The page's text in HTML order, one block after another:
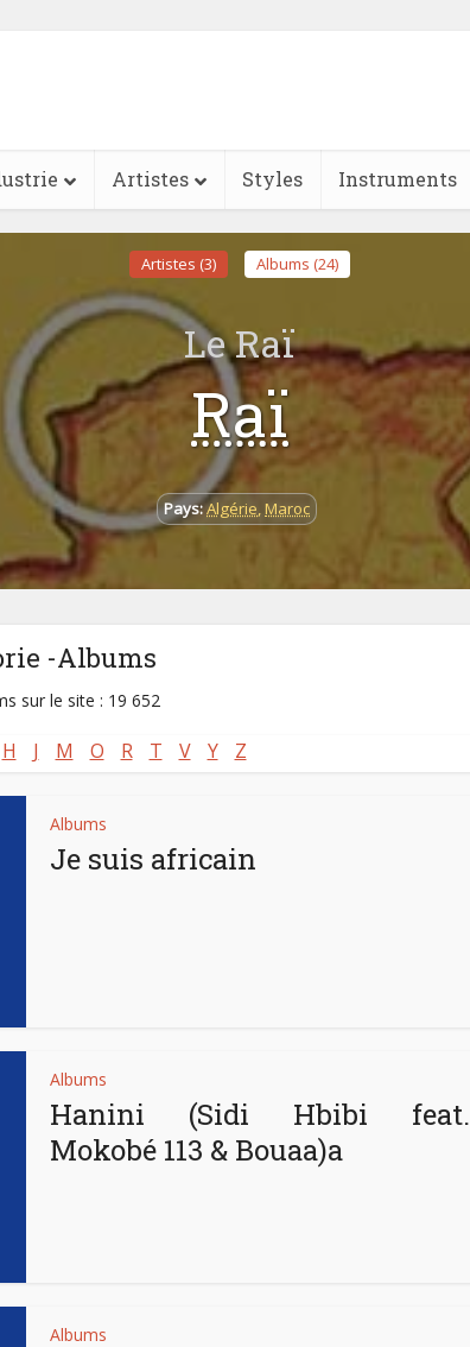
Artistes Styles Instruments
Artistes (3) Albums (24)
Le Raï
Raï
Pays:Algérie, Maroc
-Albums
sur le site : 19 652
H J M O R T V Y Z
Albums
Je suis africain
Albums
Hanini (Sidi Hbibi feat.
Mokobé 113 & Bouaa)a
Albums